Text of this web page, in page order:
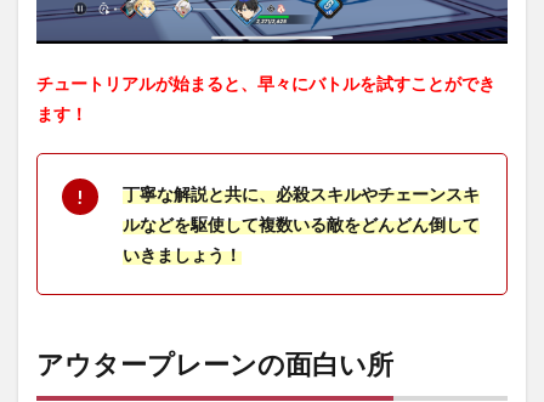
は？
アウ
ター
ーン
の良
い口
コミ
の悪
い口
チュートリアルが始まると、早々にバトルを試すことができ
ます！
丁寧な解説と共に、必殺スキルやチェーンスキ
ルなどを駆使して複数いる敵をどんどん倒して
いきましょう！
アウタープレーンの面白い所